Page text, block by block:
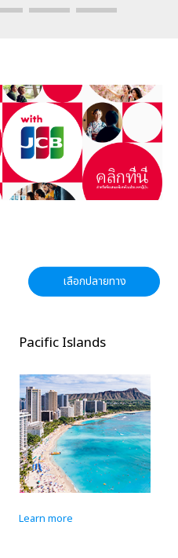
เลือกปลายทาง
Pacific Islands
Learn more